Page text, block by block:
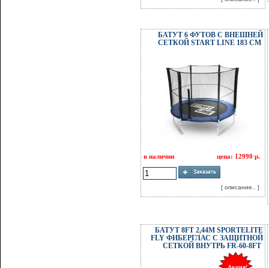
БАТУТ 6 ФУТОВ С ВНЕШНЕЙ
СЕТКОЙ START LINE 183 СМ
в наличии цена: 12990 р.
[ описание.. ]
БАТУТ 8FT 2,44М SPORTELITE
FLY ФИБЕРГЛАС С ЗАЩИТНОЙ
СЕТКОЙ ВНУТРЬ FR-60-8FT